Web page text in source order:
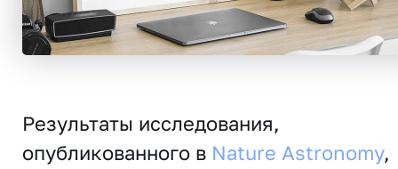
Результаты исследования,
опубликованного в Nature Astronomy,